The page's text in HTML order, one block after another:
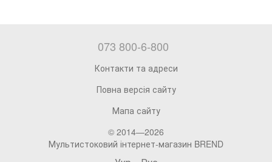
073 800-6-800
Контакти та адреси
Повна версія сайту
Мапа сайту
© 2014—2026
Мультистоковий інтернет-магазин BREND